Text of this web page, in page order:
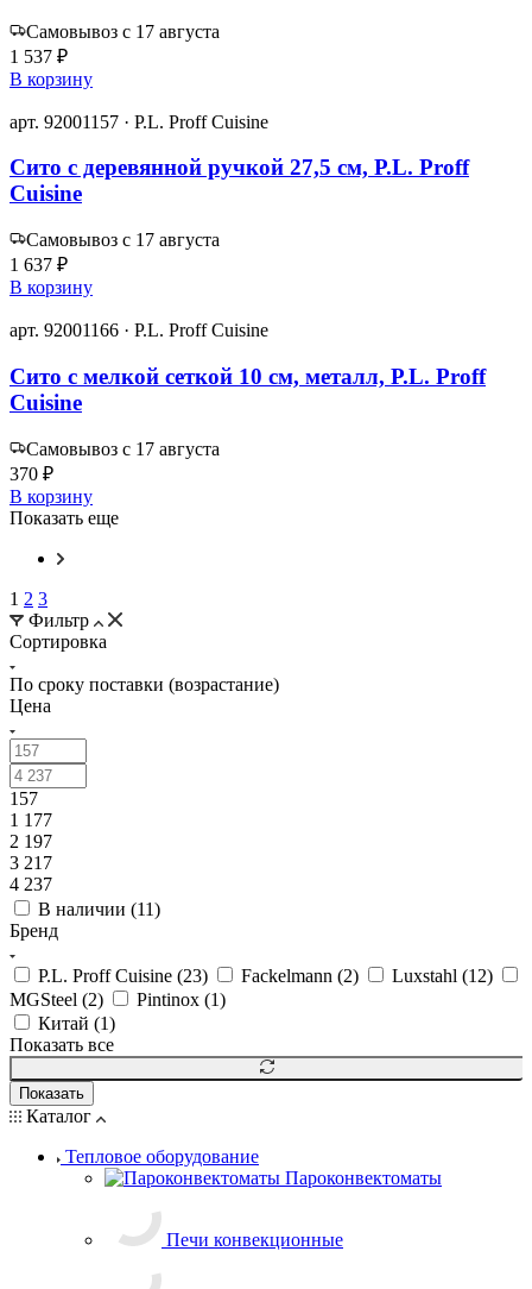
Самовывоз с 17 августа
1 537 ₽
В корзину
арт. 92001157 · P.L. Proff Cuisine
Сито с деревянной ручкой 27,5 см, P.L. Proff
Cuisine
Самовывоз с 17 августа
1 637 ₽
В корзину
арт. 92001166 · P.L. Proff Cuisine
Сито с мелкой сеткой 10 см, металл, P.L. Proff
Cuisine
Самовывоз с 17 августа
370 ₽
В корзину
Показать еще
1 2 3
Фильтр
Сортировка
По сроку поставки (возрастание)
Цена
157
1 177
2 197
3 217
4 237
В наличии (11)
Бренд
P.L. Proff Cuisine (23) Fackelmann (2) Luxstahl (12)
MGSteel (2) Pintinox (1)
Китай (1)
Показать все
Показать
Каталог
Тепловое оборудование
Пароконвектоматы
Печи конвекционные